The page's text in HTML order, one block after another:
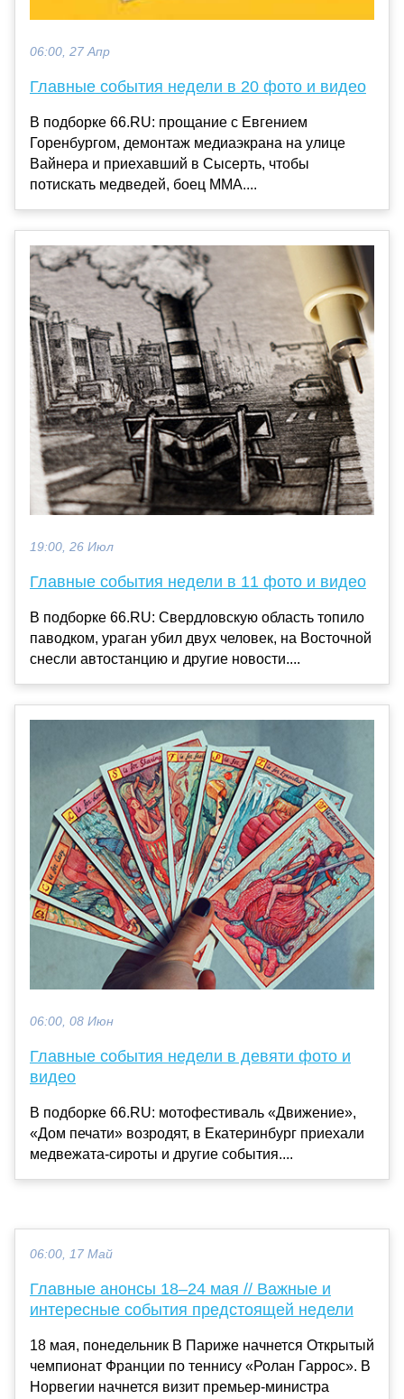
06:00, 27 Апр
Главные события недели в 20 фото и видео
В подборке 66.RU: прощание с Евгением
Горенбургом, демонтаж медиаэкрана на улице
Вайнера и приехавший в Сысерть, чтобы
потискать медведей, боец ММА....
19:00, 26 Июл
Главные события недели в 11 фото и видео
В подборке 66.RU: Свердловскую область топило
паводком, ураган убил двух человек, на Восточной
снесли автостанцию и другие новости....
06:00, 08 Июн
Главные события недели в девяти фото и
видео
В подборке 66.RU: мотофестиваль «Движение»,
«Дом печати» возродят, в Екатеринбург приехали
медвежата-сироты и другие события....
06:00, 17 Май
Главные анонсы 18–24 мая // Важные и
интересные события предстоящей недели
18 мая, понедельник В Париже начнется Открытый
чемпионат Франции по теннису «Ролан Гаррос». В
Норвегии начнется визит премьер-министра